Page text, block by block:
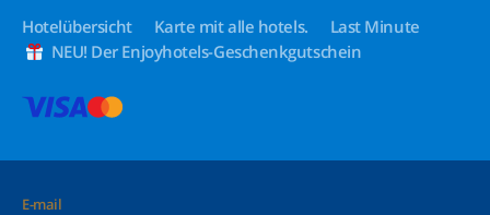
Hotelübersicht Karte mit alle hotels.
Last Minute
NEU! Der Enjoyhotels-Geschenkgutschein
E-mail